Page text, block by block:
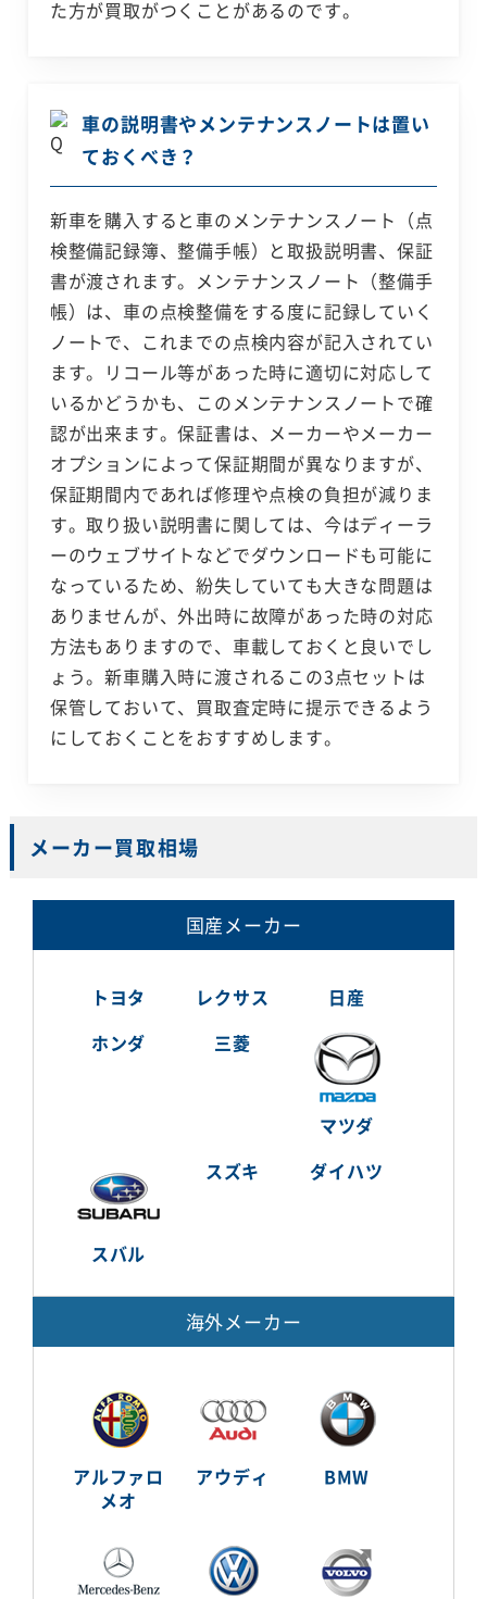
た方が買取がつくことがあるのです。
車の説明書やメンテナンスノートは置い
ておくべき？
新車を購入すると車のメンテナンスノート（点
検整備記録簿、整備手帳）と取扱説明書、保証
書が渡されます。メンテナンスノート（整備手
帳）は、車の点検整備をする度に記録していく
ノートで、これまでの点検内容が記入されてい
ます。リコール等があった時に適切に対応して
いるかどうかも、このメンテナンスノートで確
認が出来ます。保証書は、メーカーやメーカー
オプションによって保証期間が異なりますが、
保証期間内であれば修理や点検の負担が減りま
す。取り扱い説明書に関しては、今はディーラ
ーのウェブサイトなどでダウンロードも可能に
なっているため、紛失していても大きな問題は
ありませんが、外出時に故障があった時の対応
方法もありますので、車載しておくと良いでし
ょう。新車購入時に渡されるこの3点セットは
保管しておいて、買取査定時に提示できるよう
にしておくことをおすすめします。
メーカー買取相場
国産メーカー
トヨタ レクサス
日産
ホンダ
三菱
マツダ
スバル
スズキ ダイハツ
海外メーカー
アルファロ
メオ
アウディ BMW